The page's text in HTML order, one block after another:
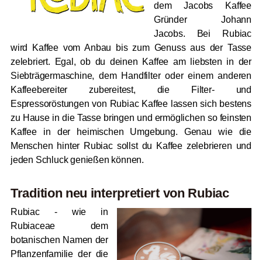
dem Jacobs Kaffee
Gründer Johann
Jacobs. Bei Rubiac
wird Kaffee vom Anbau bis zum Genuss aus der Tasse
zelebriert. Egal, ob du deinen Kaffee am liebsten in der
Siebträgermaschine, dem Handfilter oder einem anderen
Kaffeebereiter zubereitest, die Filter- und
Espressoröstungen von Rubiac Kaffee lassen sich bestens
zu Hause in die Tasse bringen und ermöglichen so feinsten
Kaffee in der heimischen Umgebung. Genau wie die
Menschen hinter Rubiac sollst du Kaffee zelebrieren und
jeden Schluck genießen können.
Tradition neu interpretiert von Rubiac
Rubiac - wie in
Rubiaceae dem
botanischen Namen der
Pflanzenfamilie der die